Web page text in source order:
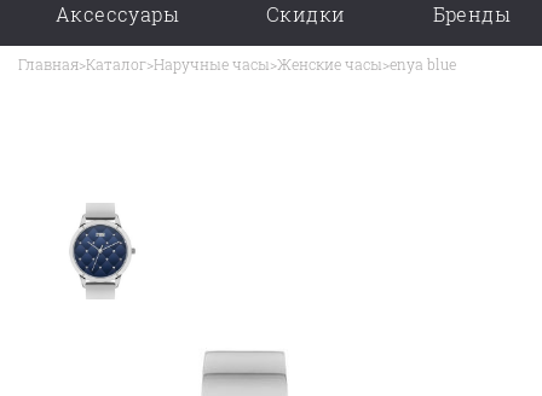
Аксессуары
Скидки Бренды
Главная>Каталог>Наручные часы>Женские часы>enya blue